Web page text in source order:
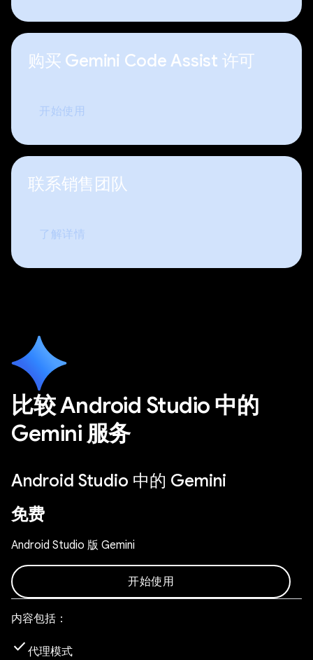
购买 Gemini Code Assist 许可
开始使用
联系销售团队
了解详情
比较 Android Studio 中的
Gemini 服务
Android Studio 中的 Gemini
免费
Android Studio 版 Gemini
开始使用
内容包括：
check 代理模式